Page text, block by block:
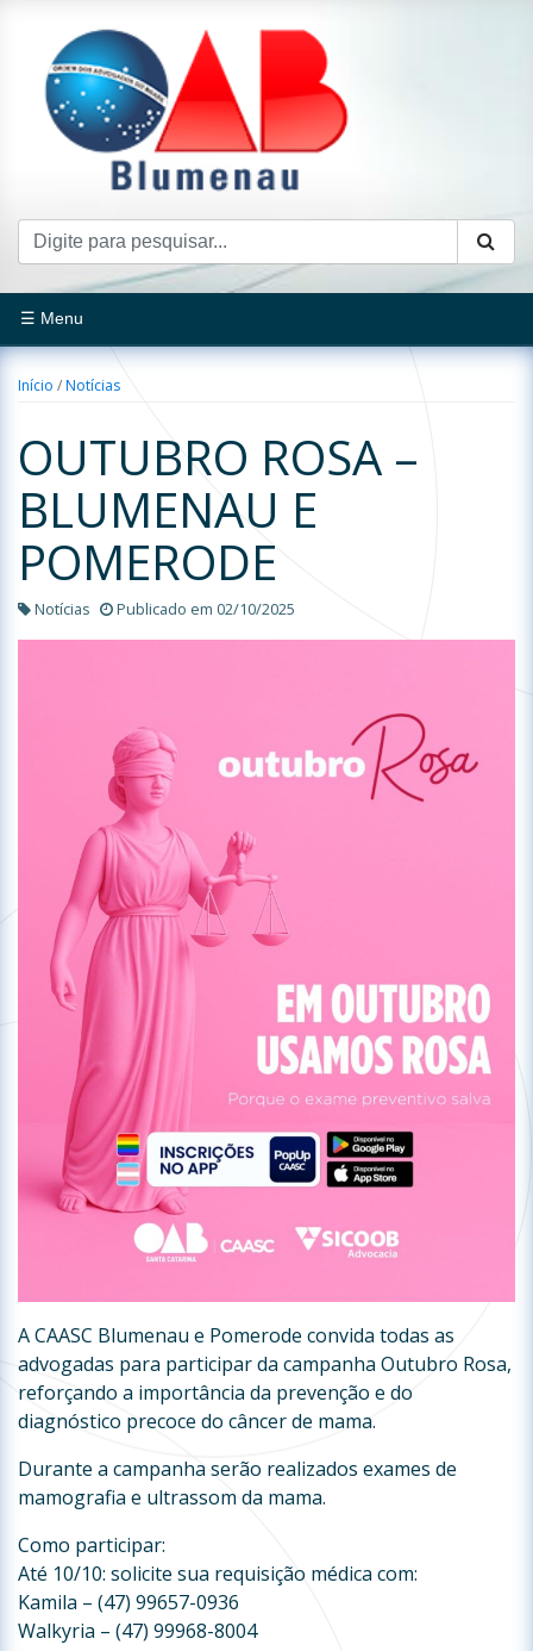
☰ Menu
Início /Notícias
OUTUBRO ROSA –
BLUMENAU E
POMERODE
Notícias Publicado em 02/10/2025
A CAASC Blumenau e Pomerode convida todas as
advogadas para participar da campanha Outubro Rosa,
reforçando a importância da prevenção e do
diagnóstico precoce do câncer de mama.
Durante a campanha serão realizados exames de
mamografia e ultrassom da mama.
Como participar:
Até 10/10: solicite sua requisição médica com:
Kamila – (47) 99657-0936
Walkyria – (47) 99968-8004